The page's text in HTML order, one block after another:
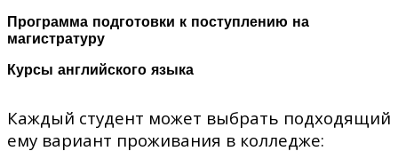
Программа подготовки к поступлению на
магистратуру
Курсы английского языка
Каждый студент может выбрать подходящий
ему вариант проживания в колледже: